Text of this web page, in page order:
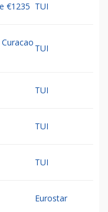
€1235 TUI
TUI
TUI
TUI
TUI
Eurostar